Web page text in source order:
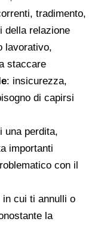
tradimento,
della relazione
lavorativo,
staccare
: insicurezza,
di capirsi
una perdita,
importanti
con il
cui ti annulli o
la